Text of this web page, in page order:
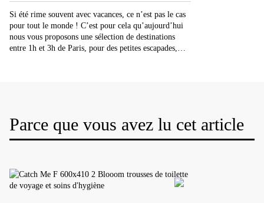
Si été rime souvent avec vacances, ce n’est pas le cas
pour tout le monde ! C’est pour cela qu’aujourd’hui
nous vous proposons une sélection de destinations
entre 1h et 3h de Paris, pour des petites escapades,
Parce que vous avez lu cet article